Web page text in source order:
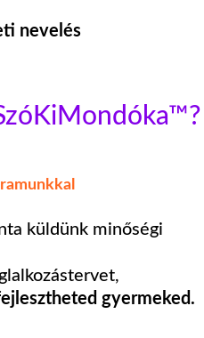
nevelés
küldünk minőségi
gyermeked.